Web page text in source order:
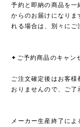
予約と即納の商品を一
からのお届けになりま
れる場合は、別々にご
✦ご予約商品のキャン
ご注文確定後はお客
おりませんので、ご了
メーカー生産終了に